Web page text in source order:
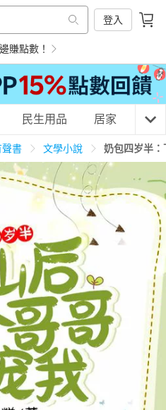
登入
賺點數！
養生保健 民生用品
運動休閒
化妝保養 情趣用品
民生用品 居家 3C
聲書 文學小說 奶包四岁半